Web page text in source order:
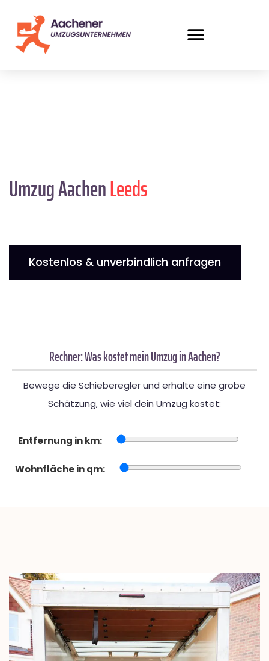
Umzug AachenLeeds
Kostenlos & unverbindlich anfragen
Rechner: Was kostet mein Umzug in Aachen?
Bewege die Schieberegler und erhalte eine grobe
Schätzung, wie viel dein Umzug kostet:
Entfernung in km:
Wohnfläche in qm: